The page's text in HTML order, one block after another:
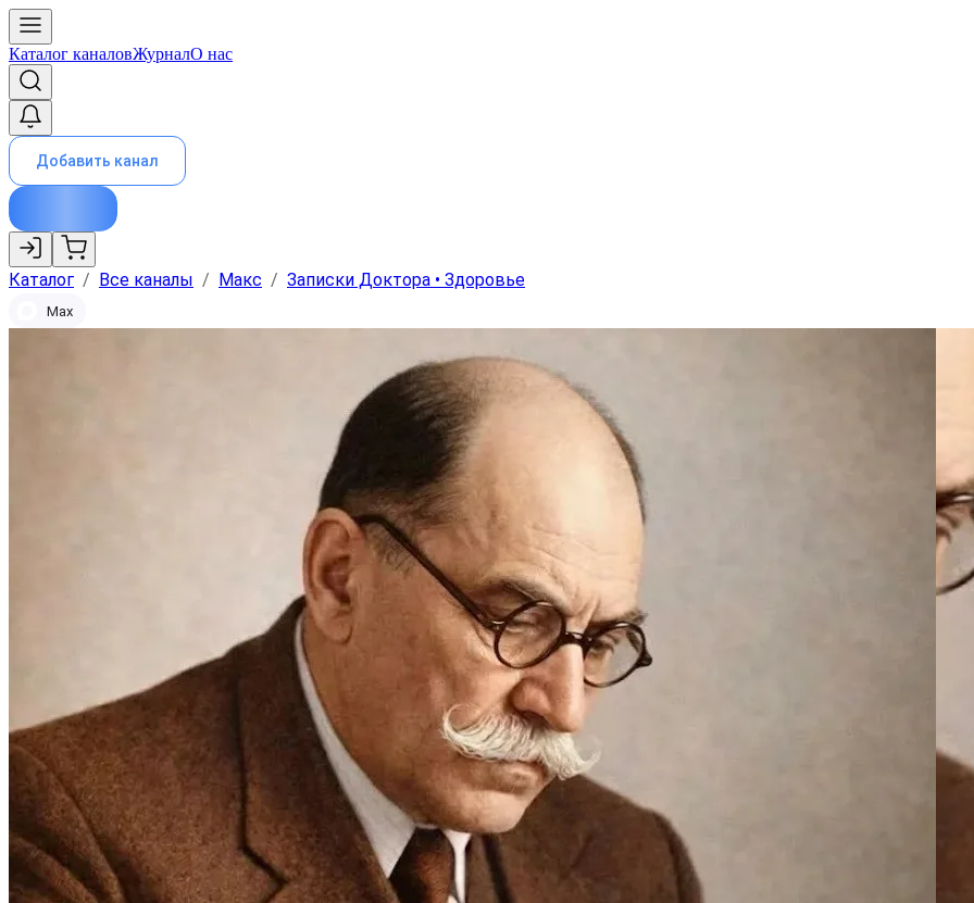
Каталог каналовЖурналО нас
Добавить канал
Каталог / Все каналы / Макс / Записки Доктора • Здоровье
Max